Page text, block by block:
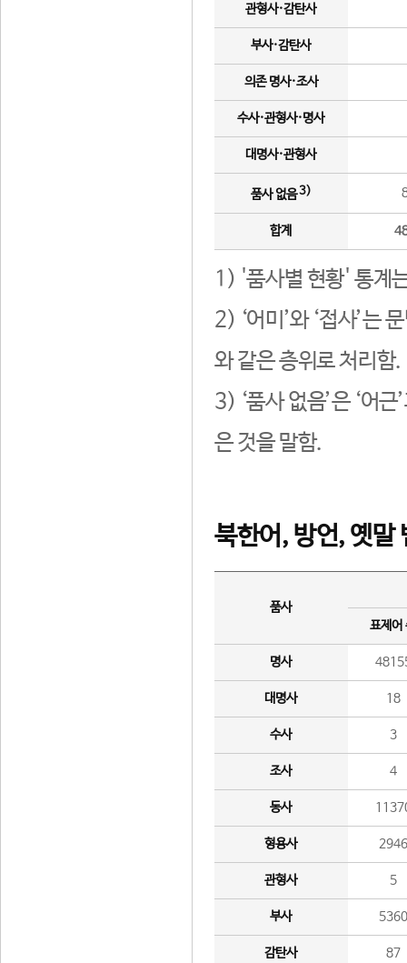
관형사·감탄사
부사·감탄사
의존 명사·조사
수사·관형사·명사
대명사·관형사
품사 없음3)
합계
1) '품사별 현황' 통계
2) ‘어미’와 ‘접사’는
와 같은 층위로 처리함.
3) ‘품사 없음’은 ‘어
은 것을 말함.
북한어, 방언, 옛말
품사
표제어
명사
대명사 18
수사 3
조사 4
동사
형용사 2946
관형사 5
부사 5360
감탄사 87